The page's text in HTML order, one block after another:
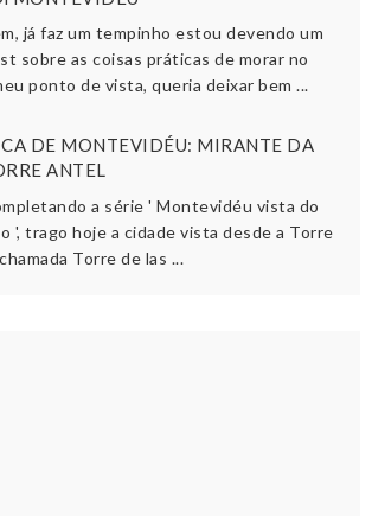
já faz um tempinho estou devendo um
sobre as coisas práticas de morar no
ponto de vista, queria deixar bem ...
DE MONTEVIDÉU: MIRANTE DA
ANTEL
a série ' Montevidéu vista do
', trago hoje a cidade vista desde a Torre
Torre de las ...